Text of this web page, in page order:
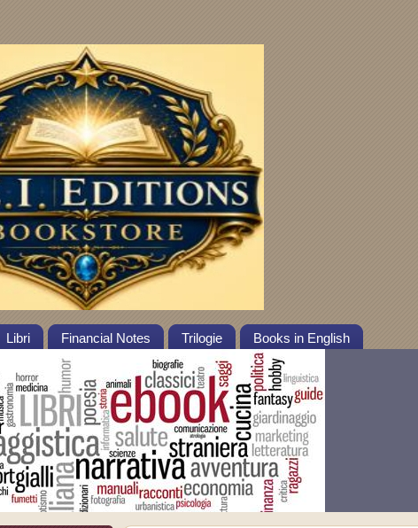
Libri Financial Notes Trilogie Books in English